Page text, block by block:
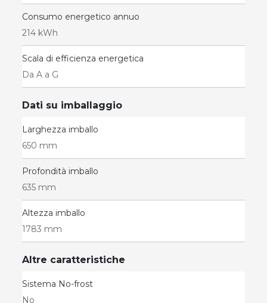
Consumo energetico annuo
214 kWh
Scala di efficienza energetica
Da A a G
Dati su imballaggio
Larghezza imballo
650 mm
Profondità imballo
635 mm
Altezza imballo
1783 mm
Altre caratteristiche
Sistema No-frost
No